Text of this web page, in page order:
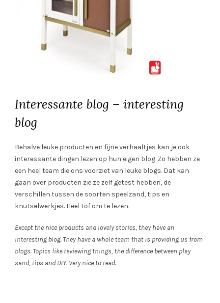
Interessante blog – interesting
blog
Behalve leuke producten en fijne verhaaltjes kan je ook
interessante dingen lezen op hun eigen blog. Zo hebben ze
een heel team die ons voorziet van leuke blogs. Dat kan
gaan over producten zie ze zelf getest hebben, de
verschillen tussen de soorten speelzand, tips en
knutselwerkjes. Heel tof om te lezen.
Except the nice products and lovely stories, they have an
interesting blog. They have a whole team that is providing us from
blogs. Topics like reviewing things, the difference between play
sand, tips and DIY. Very nice to read.